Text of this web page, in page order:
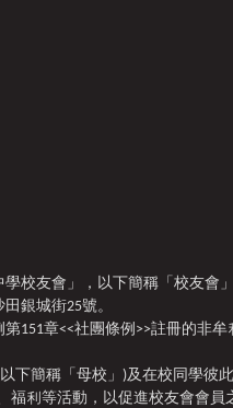
校友會」，以下簡稱「校友會」
銀城街25號。
151章<<社團條例>>註冊的非牟
下簡稱「母校」)及在校同學彼
福利等活動，以促進校友會會員